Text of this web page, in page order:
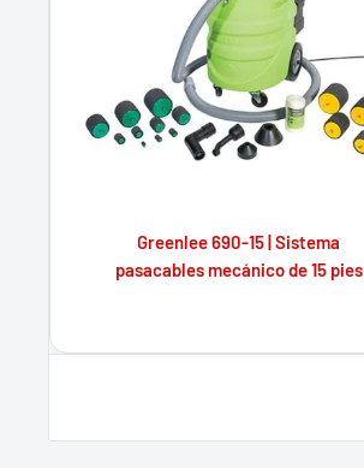
Greenlee 690-15 | Sistema
pasacables mecánico de 15 pies